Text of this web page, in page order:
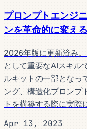
プロンプトエンジ
ンを革命的に変え
2026年版に更新済み
として重要なAIスキル
ルキットの一部となっ
ング、構造化プロンプ
トを構築する際に実際
Apr 13, 2023